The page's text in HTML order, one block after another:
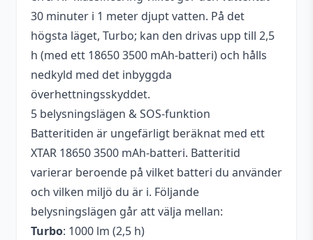
30 minuter i 1 meter djupt vatten. På det
högsta läget, Turbo; kan den drivas upp till 2,5
h (med ett 18650 3500 mAh-batteri) och hålls
nedkyld med det inbyggda
överhettningsskyddet.
5 belysningslägen & SOS-funktion
Batteritiden är ungefärligt beräknat med ett
XTAR 18650 3500 mAh-batteri. Batteritid
varierar beroende på vilket batteri du använder
och vilken miljö du är i. Följande
belysningslägen går att välja mellan:
Turbo: 1000 lm (2,5 h)
”rätt position” för att ladda utan avbrott.
Har använt Pannlampa LUMONITE
Compass och där är kontaktytan större
och tappar inte kontakten. Personligen
använder jag en separat batteriladdare så
det drabbar mig inte särskilt mycket men
fick donera en laddapparat till en
familjemedlem vilket inte ingick i mina
planer, just för att det är obekvämt att
ständigt hålla kolla om kontakten sitter
bra. Till sist, det medföljde ett Xtar
3300mah 18650batteri i vardera
förpackning trots att det stod att den ska
köpas separat vilket var en bra